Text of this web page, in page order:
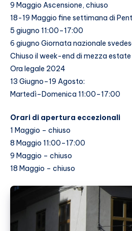
9 Maggio Ascensione, chiuso
18-19 Maggio fine settimana di
5 giugno 11:00–17:00
6 giugno Giornata nazionale
Chiuso il week-end di mezza estate
Ora legale 2024
13 Giugno–19 Agosto:
Martedì–Domenica 11:00–17:00
Orari di apertura eccezionali
1 Maggio – chiuso
8 Maggio 11:00–17:00
9 Maggio – chiuso
18 Maggio – chiuso